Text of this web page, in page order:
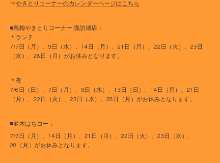
⇒やきとりコーナーのカレンダーページはこちら
■鳥梅やきとりコーナー 諏訪湖店：
＊ランチ
7/7日（月）、9日（水）、14日（月）、21日（月）、22日（火）、23日
（水）、28日（月）がお休みとなります。
＊夜
7/6日（日）、7日（月）、9日（水）、13日（日）、14日（月）、21日
（月）、22日（火）、23日（水）、28日（月）がお休みとなります。
■並木はちコー：
7/7日（月）、14日（月）、21日（月）、22日（火）、23日（水）、
28（月）がお休みとなります。